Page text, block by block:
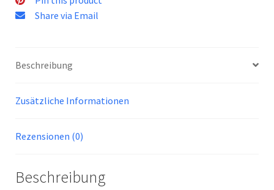
Share via Email
Beschreibung
Zusätzliche Informationen
Rezensionen (0)
Beschreibung